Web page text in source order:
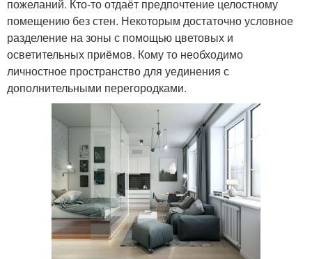
пожеланий. Кто-то отдаёт предпочтение целостному
помещению без стен. Некоторым достаточно условное
разделение на зоны с помощью цветовых и
осветительных приёмов. Кому то необходимо
личностное пространство для уединения с
дополнительными перегородками.